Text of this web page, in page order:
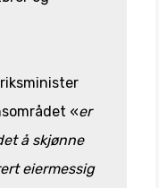
«er
å skjønne
eiermessig